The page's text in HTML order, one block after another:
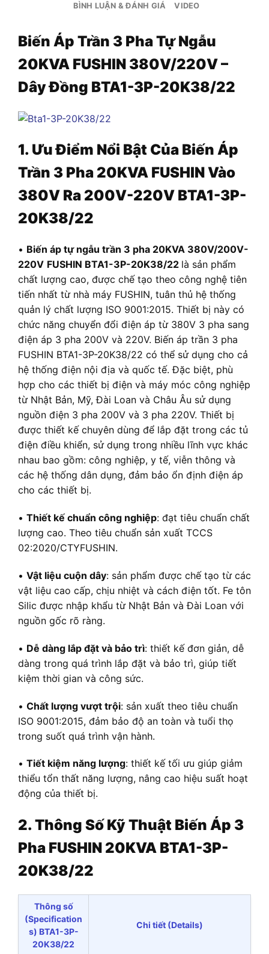
BÌNH LUẬN & ĐÁNH GIÁ VIDEO
Biến Áp Trần 3 Pha Tự Ngẫu
20KVA FUSHIN 380V/220V –
Dây Đồng BTA1-3P-20K38/22
1. Ưu Điểm Nổi Bật Của Biến Áp
Trần 3 Pha 20KVA FUSHIN Vào
380V Ra 200V-220V BTA1-3P-
20K38/22
• Biến áp tự ngẫu trần 3 pha 20KVA 380V/200V-
220V FUSHIN BTA1-3P-20K38/22 là sản phẩm
chất lượng cao, được chế tạo theo công nghệ tiên
tiến nhất từ nhà máy FUSHIN, tuân thủ hệ thống
quản lý chất lượng ISO 9001:2015. Thiết bị này có
chức năng chuyển đổi điện áp từ 380V 3 pha sang
điện áp 3 pha 200V và 220V. Biến áp trần 3 pha
FUSHIN BTA1-3P-20K38/22 có thể sử dụng cho cả
hệ thống điện nội địa và quốc tế. Đặc biệt, phù
hợp cho các thiết bị điện và máy móc công nghiệp
từ Nhật Bản, Mỹ, Đài Loan và Châu Âu sử dụng
nguồn điện 3 pha 200V và 3 pha 220V. Thiết bị
được thiết kế chuyên dùng để lắp đặt trong các tủ
điện điều khiển, sử dụng trong nhiều lĩnh vực khác
nhau bao gồm: công nghiệp, y tế, viễn thông và
các hệ thống dân dụng, đảm bảo ổn định điện áp
cho các thiết bị.
• Thiết kế chuẩn công nghiệp: đạt tiêu chuẩn chất
lượng cao. Theo tiêu chuẩn sản xuất TCCS
02:2020/CTYFUSHIN.
• Vật liệu cuộn dây: sản phẩm được chế tạo từ các
vật liệu cao cấp, chịu nhiệt và cách điện tốt. Fe tôn
Silic được nhập khẩu từ Nhật Bản và Đài Loan với
nguồn gốc rõ ràng.
• Dễ dàng lắp đặt và bảo trì: thiết kế đơn giản, dễ
dàng trong quá trình lắp đặt và bảo trì, giúp tiết
kiệm thời gian và công sức.
• Chất lượng vượt trội: sản xuất theo tiêu chuẩn
ISO 9001:2015, đảm bảo độ an toàn và tuổi thọ
trong suốt quá trình vận hành.
• Tiết kiệm năng lượng: thiết kế tối ưu giúp giảm
thiểu tổn thất năng lượng, nâng cao hiệu suất hoạt
động của thiết bị.
2. Thông Số Kỹ Thuật Biến Áp 3
Pha FUSHIN 20KVA BTA1-3P-
20K38/22
Thông số
(Specification
s) BTA1-3P-
20K38/22
Chi tiết (Details)